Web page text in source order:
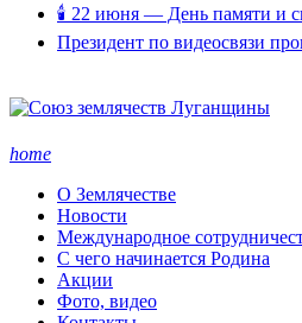
🕯 22 июня — День памяти и
Президент по видеосвязи
home
О Землячестве
Новости
Международное
С чего начинается Родина
Акции
Фото, видео